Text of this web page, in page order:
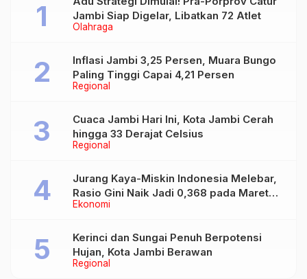
Olahraga
Jambi Siap Digelar, Libatkan 72 Atlet
Regional
Inflasi Jambi 3,25 Persen, Muara Bungo
Paling Tinggi Capai 4,21 Persen
Regional
Cuaca Jambi Hari Ini, Kota Jambi Cerah
hingga 33 Derajat Celsius
Ekonomi
Jurang Kaya-Miskin Indonesia Melebar,
Rasio Gini Naik Jadi 0,368 pada Maret
2026
Regional
Kerinci dan Sungai Penuh Berpotensi
Hujan, Kota Jambi Berawan